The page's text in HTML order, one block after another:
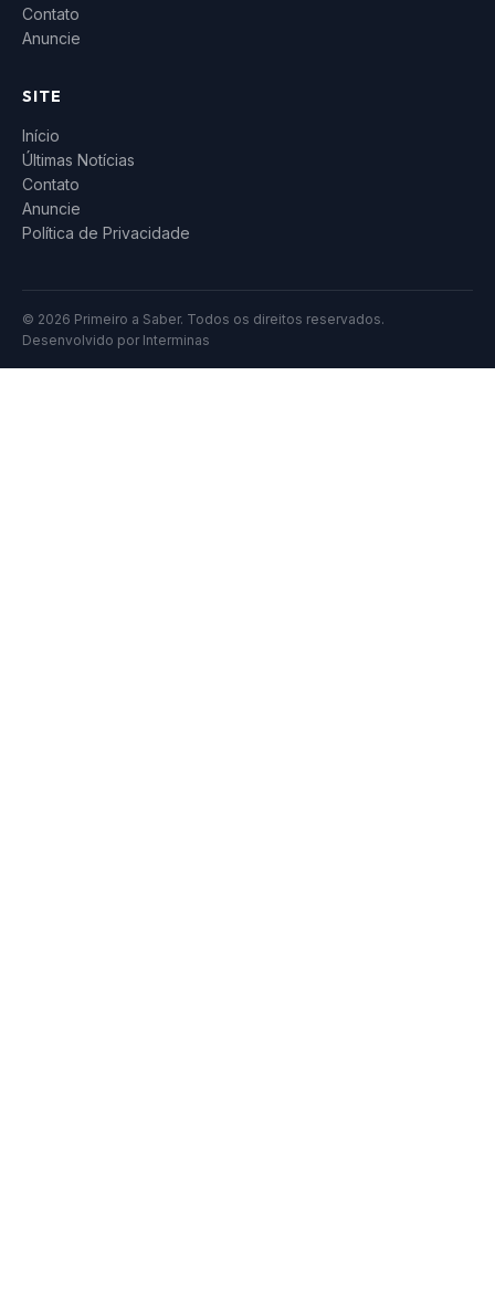
Contato
Anuncie
SITE
Início
Últimas Notícias
Contato
Anuncie
Política de Privacidade
© 2026 Primeiro a Saber. Todos os direitos reservados.
Desenvolvido por Interminas